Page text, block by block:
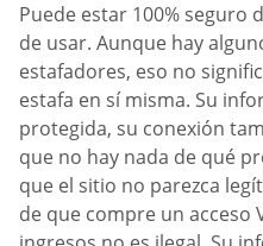
Puede estar 100% seguro
de usar. Aunque hay
estafadores, eso no
estafa en sí misma. Su
protegida, su conexión
que no hay nada de qué
que el sitio no parezca
de que compre un acceso